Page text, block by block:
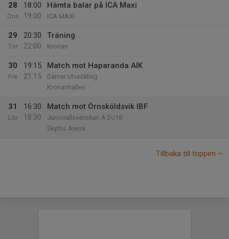
28
Ons
18:00
19:00
Hämta balar på ICA Maxi
ICA MAXI
29
Tor
20:30
22:00
Träning
Kronan
30
Fre
19:15
21:15
Match mot Haparanda AIK
Damer Utveckling
Kronanhallen
31
Lör
16:30
18:30
Match mot Örnsköldsvik IBF
Juniorallsvenskan A DJ18
Skyttis Arena
Tillbaka till toppen